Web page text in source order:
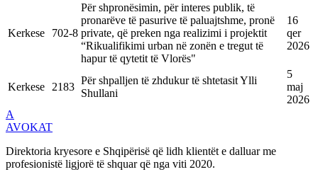
Kerkese 702-8
Për shpronësimin, për interes publik, të
pronarëve të pasurive të paluajtshme, pronë
private, që preken nga realizimi i projektit
“Rikualifikimi urban në zonën e tregut të
hapur të qytetit të Vlorës"
16
qer
2026
Kerkese 2183
Për shpalljen të zhdukur të shtetasit Ylli
Shullani
5
maj
2026
A
AVOKAT
Direktoria kryesore e Shqipërisë që lidh klientët e dalluar me
profesionistë ligjorë të shquar që nga viti 2020.